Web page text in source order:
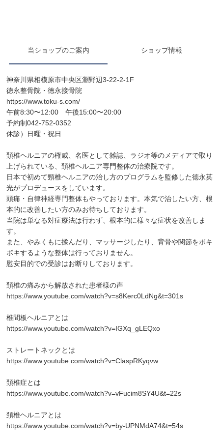
当ショップのご案内 ショップ情報
神奈川県相模原市中央区淵野辺3-22-2-1F
徳永整骨院・徳永接骨院
https://www.toku-s.com/
午前8:30〜12:00 午後15:00〜20:00
予約制042-752-0352
休診）日曜・祝日
頚椎ヘルニアの権威、名医として雑誌、ラジオ等のメディアで取り
上げられている、頚椎ヘルニア専門整体の治療院です。
日本で初めて頸椎ヘルニアの治し方のプログラムを監修した徳永英
光がプロデュースをしています。
頭痛・自律神経専門整体もやっております。本気で治したい方、根
本的に改善したい方のみお待ちしております。
当院は単なる対症療法は行わず、根本的に様々な症状を改善しま
す。
また、やみくもに揉んだり、マッサージしたり、背骨や関節をボキ
ボキするような整体は行っておりません。
慰安目的での受診はお断りしております。
頚椎の痛みから解放された患者様の声
https://www.youtube.com/watch?v=s8Kerc0LdNg&t=301s
椎間板ヘルニアとは
https://www.youtube.com/watch?v=IGXq_gLEQxo
ストレートネックとは
https://www.youtube.com/watch?v=ClaspRKyqvw
頚椎症とは
https://www.youtube.com/watch?v=vFucim8SY4U&t=22s
頚椎ヘルニアとは
https://www.youtube.com/watch?v=by-UPNMdA74&t=54s